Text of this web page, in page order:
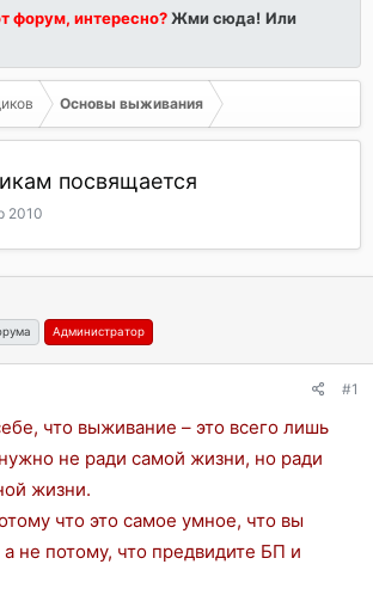
форум, интересно?Жми сюда! Или
Основы выживания
посвящается
2010
Администратор
#1
что выживание – это всего лишь
не ради самой жизни, но ради
жизни.
что это самое умное, что вы
не потому, что предвидите БП и